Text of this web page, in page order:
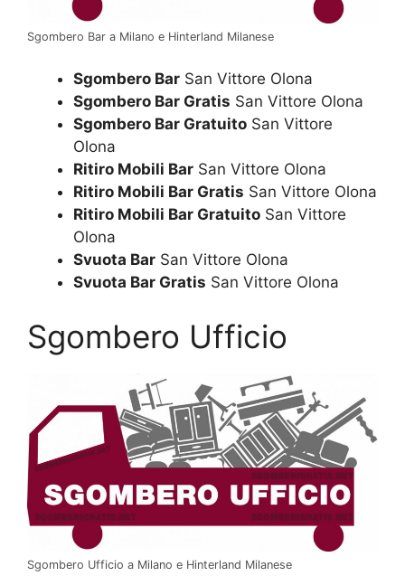
Sgombero Bar a Milano e Hinterland Milanese
Sgombero Bar San Vittore Olona
Sgombero Bar Gratis San Vittore Olona
Sgombero Bar Gratuito San Vittore
Olona
Ritiro Mobili Bar San Vittore Olona
Ritiro Mobili Bar Gratis San Vittore Olona
Ritiro Mobili Bar Gratuito San Vittore
Olona
Svuota Bar San Vittore Olona
Svuota Bar Gratis San Vittore Olona
Sgombero Ufficio
Sgombero Ufficio a Milano e Hinterland Milanese